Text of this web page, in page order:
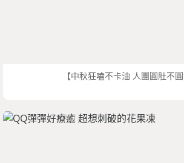
【中秋狂嗑不卡油 人團圓肚不圓